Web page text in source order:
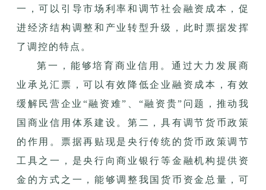
一，可以引导市场利率和调节社会融资成本，促
进经济结构调整和产业转型升级，此时票据发挥
了调控的特点。
第一，能够培育商业信用。通过大力发展商
业承兑汇票，可以有效降低企业融资成本，有效
缓解民营企业“融资难”、“融资贵”问题，推动我
国商业信用体系建设。第二，具有调节货币政策
的作用。票据再贴现是央行传统的货币政策调节
工具之一，是央行向商业银行等金融机构提供资
金的方式之一，能够调整我国货币资金总量，可